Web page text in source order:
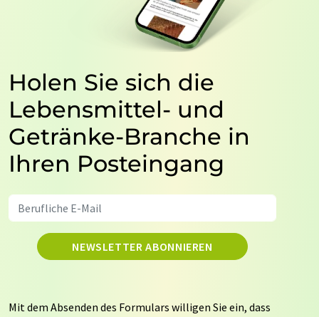
Holen Sie sich die
Lebensmittel- und
Getränke-Branche in
Ihren Posteingang
NEWSLETTER ABONNIEREN
Mit dem Absenden des Formulars willigen Sie ein, dass